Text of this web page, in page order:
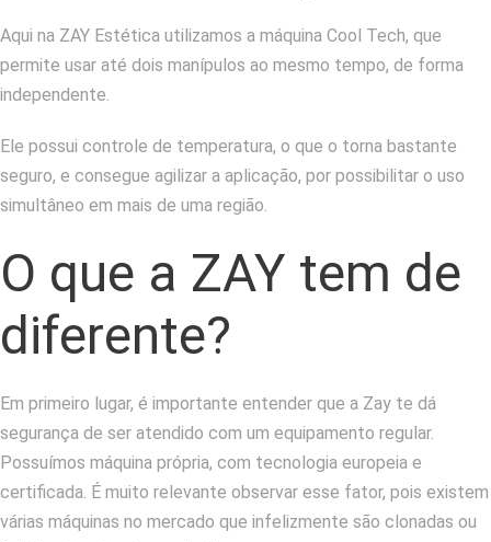
Aqui na ZAY Estética utilizamos a máquina Cool Tech, que
permite usar até dois manípulos ao mesmo tempo, de forma
independente.
Ele possui controle de temperatura, o que o torna bastante
seguro, e consegue agilizar a aplicação, por possibilitar o uso
simultâneo em mais de uma região.
O que a ZAY tem de
diferente?
Em primeiro lugar, é importante entender que a Zay te dá
segurança de ser atendido com um equipamento regular.
Possuímos máquina própria, com tecnologia europeia e
certificada. É muito relevante observar esse fator, pois existem
várias máquinas no mercado que infelizmente são clonadas ou